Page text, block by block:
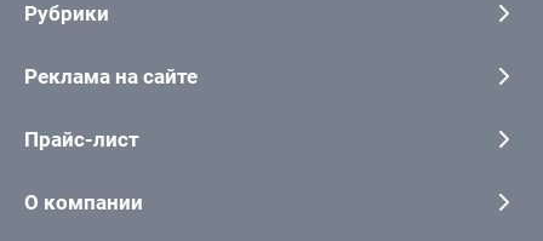
Рубрики
Реклама на сайте
Прайс-лист
О компании